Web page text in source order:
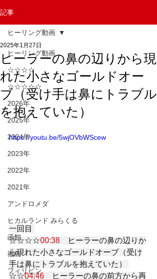
記事
ヒーリング動画
☆☆☆☆
☆☆☆☆☆
2026年
2025年
2024年
2023年
2022年
2021年
アンドロメダ
ヒカルランド みらくる
函館
福島
フィリピン
ヒーリング動画
ヒーラーの鼻の辺りから現
れた小さなゴールドオー
ブ（受け手は鼻にトラブル
を抱えていた）
2025年1月27日
https://youtu.be/5wjOVbWScew
一回目
☆☆☆☆00:38 ヒーラーの鼻の辺りか
ら現れた小さなゴールドオーブ（受け
手は鼻にトラブルを抱えていた）
☆☆04:46 ヒーラーの鼻の前方から再